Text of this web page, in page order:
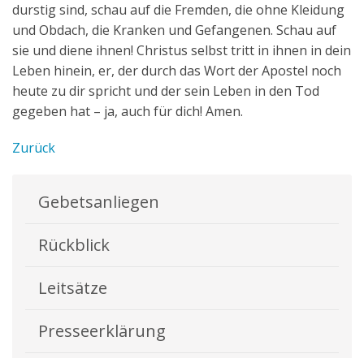
durstig sind, schau auf die Fremden, die ohne Kleidung
und Obdach, die Kranken und Gefangenen. Schau auf
sie und diene ihnen! Christus selbst tritt in ihnen in dein
Leben hinein, er, der durch das Wort der Apostel noch
heute zu dir spricht und der sein Leben in den Tod
gegeben hat – ja, auch für dich! Amen.
Zurück
Gebetsanliegen
Rückblick
Leitsätze
Presseerklärung